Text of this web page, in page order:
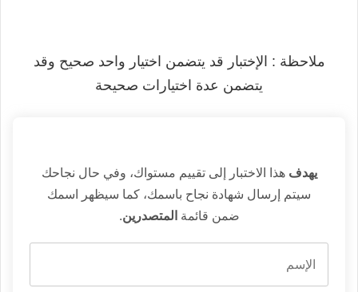
ملاحظة : الإختبار قد يتضمن اختيار واحد صحيح وقد
يتضمن عدة اختيارات صحيحة
يهدف هذا الاختبار إلى تقييم مستواك، وفي حال نجاحك
سيتم إرسال شهادة نجاح باسمك، كما سيظهر اسمك
ضمن قائمة المتصدرين.